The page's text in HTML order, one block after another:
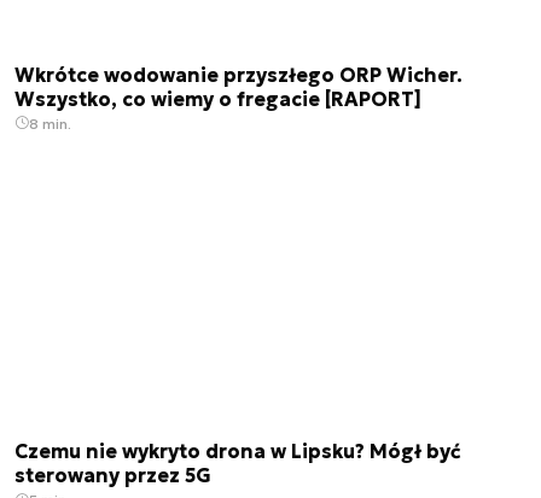
Wkrótce wodowanie przyszłego ORP Wicher.
Wszystko, co wiemy o fregacie [RAPORT]
8 min.
Czemu nie wykryto drona w Lipsku? Mógł być
sterowany przez 5G